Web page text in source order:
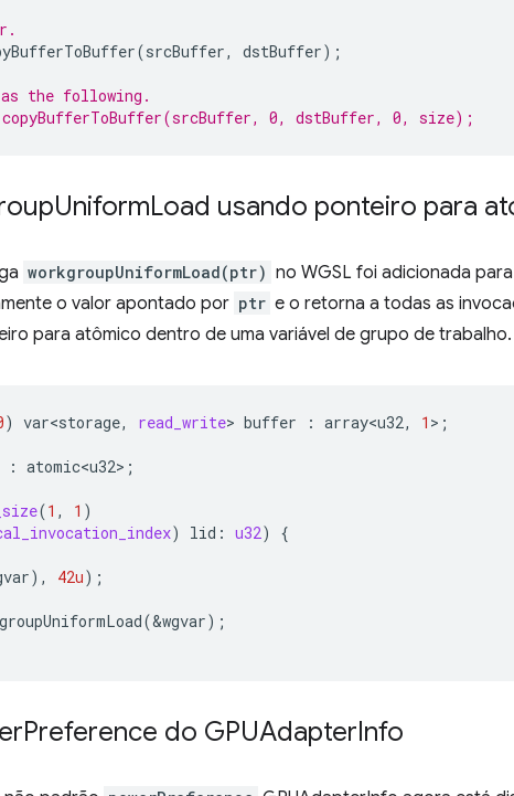
(srcBuffer, dstBuffer);
the following.
0, dstBuffer, 0, size);
UniformLoad usando ponteiro para
workgroupUniformLoad(ptr) no WGSL foi adicionada
o valor apontado por ptr e o retorna a todas as
para atômico dentro de uma variável de grupo de
) var<storage, read_write> buffer : array<u32, 1 > ;
: atomic<u32> ;
(1 , 1 )
) lid : u32)
{
), 42u);
(&wgvar);
Preference do GPUAdapterInfo